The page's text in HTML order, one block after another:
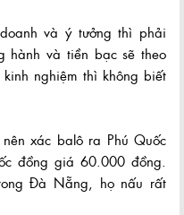
và ý tưởng thì phải
hành và tiền bạc sẽ theo
nghiệm thì không biết
xác balô ra Phú Quốc
đồng giá 60.000 đồng.
Đà Nẵng, họ nấu rất